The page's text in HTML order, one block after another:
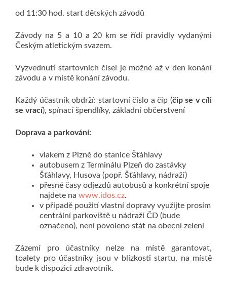
od 11:30 hod. start dětských závodů
Závody na 5 a 10 a 20 km se řídí pravidly vydanými
Českým atletickým svazem.
Vyzvednutí startovních čísel je možné až v den konání
závodu a v místě konání závodu.
Každý účastník obdrží: startovní číslo a čip (čip se v cíli
se vrací), spínací špendlíky, základní občerstvení
Doprava a parkování:
vlakem z Plzně do stanice Šťáhlavy
autobusem z Terminálu Plzeň do zastávky
Šťáhlavy, Husova (popř. Šťáhlavy, nádraží)
přesné časy odjezdů autobusů a konkrétní spoje
najdete na www.idos.cz.
v případě použití vlastní dopravy využijte prosím
centrální parkoviště u nádraží ČD (bude
označeno), není povoleno stát na obecní zeleni
Zázemí pro účastníky nelze na místě garantovat,
toalety pro účastníky jsou v blízkosti startu, na místě
bude k dispozici zdravotník.